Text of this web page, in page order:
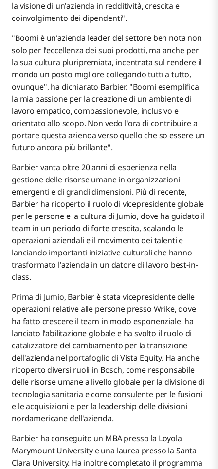
la visione di un'azienda in redditività, crescita e
coinvolgimento dei dipendenti".
"Boomi è un'azienda leader del settore ben nota non
solo per l'eccellenza dei suoi prodotti, ma anche per
la sua cultura pluripremiata, incentrata sul rendere il
mondo un posto migliore collegando tutti a tutto,
ovunque", ha dichiarato Barbier. "Boomi esemplifica
la mia passione per la creazione di un ambiente di
lavoro empatico, compassionevole, inclusivo e
orientato allo scopo. Non vedo l'ora di contribuire a
portare questa azienda verso quello che so essere un
futuro ancora più brillante".
Barbier vanta oltre 20 anni di esperienza nella
gestione delle risorse umane in organizzazioni
emergenti e di grandi dimensioni. Più di recente,
Barbier ha ricoperto il ruolo di vicepresidente globale
per le persone e la cultura di Jumio, dove ha guidato il
team in un periodo di forte crescita, scalando le
operazioni aziendali e il movimento dei talenti e
lanciando importanti iniziative culturali che hanno
trasformato l'azienda in un datore di lavoro best-in-
class.
Prima di Jumio, Barbier è stata vicepresidente delle
operazioni relative alle persone presso Wrike, dove
ha fatto crescere il team in modo esponenziale, ha
lanciato l'abilitazione globale e ha svolto il ruolo di
catalizzatore del cambiamento per la transizione
dell'azienda nel portafoglio di Vista Equity. Ha anche
ricoperto diversi ruoli in Bosch, come responsabile
delle risorse umane a livello globale per la divisione di
tecnologia sanitaria e come consulente per le fusioni
e le acquisizioni e per la leadership delle divisioni
nordamericane dell'azienda.
Barbier ha conseguito un MBA presso la Loyola
Marymount University e una laurea presso la Santa
Clara University. Ha inoltre completato il programma